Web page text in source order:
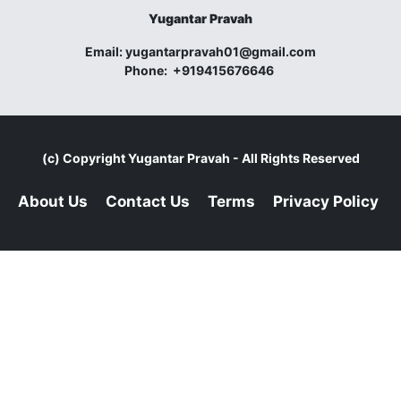
Yugantar Pravah
Email:yugantarpravah01@gmail.com
Phone: +919415676646
(c) CopyrightYugantar Pravah - All Rights Reserved
About Us Contact Us Terms Privacy Policy